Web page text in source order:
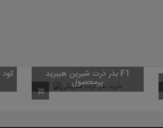
بذر ذرت شیرین هیبرید F1
پرمحصول